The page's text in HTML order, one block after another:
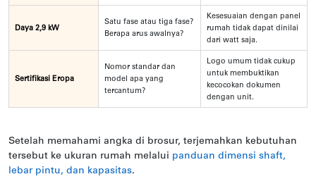
Daya 2,9 kW
Satu fase atau tiga fase?
Berapa arus awalnya?
Kesesuaian dengan panel
rumah tidak dapat dinilai
dari watt saja.
Sertifikasi Eropa
Nomor standar dan
model apa yang
tercantum?
Logo umum tidak cukup
untuk membuktikan
kecocokan dokumen
dengan unit.
Setelah memahami angka di brosur, terjemahkan kebutuhan
tersebut ke ukuran rumah melalui panduan dimensi shaft,
lebar pintu, dan kapasitas.